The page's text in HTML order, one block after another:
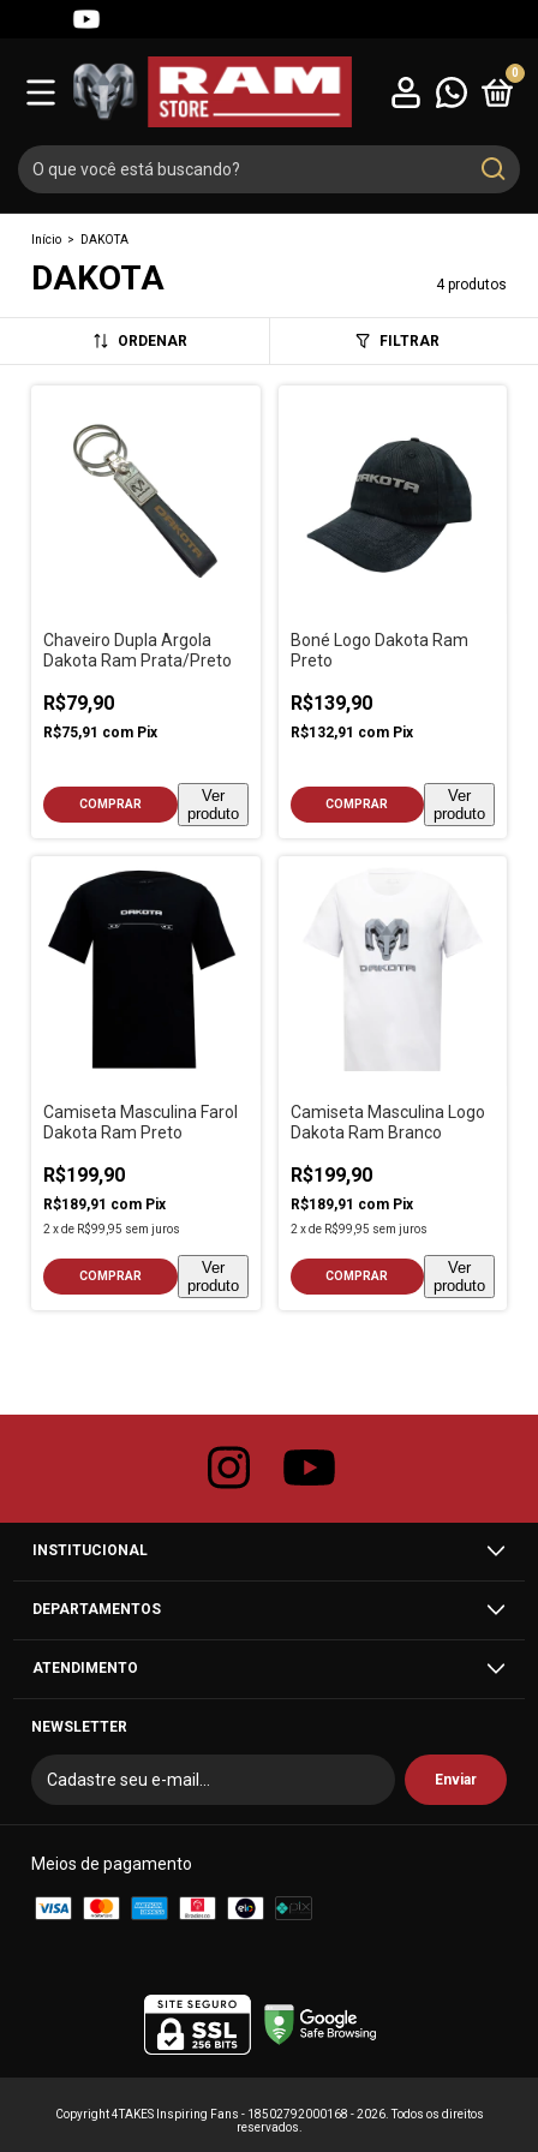
0
Início > DAKOTA
DAKOTA 4 produtos
ORDENAR FILTRAR
Chaveiro Dupla Argola
Dakota Ram Prata/Preto
R$79,90
R$75,91 com Pix
COMPRAR
Ver
produto
Boné Logo Dakota Ram
Preto
R$139,90
R$132,91 com Pix
COMPRAR
Ver
produto
Camiseta Masculina Farol
Dakota Ram Preto
R$199,90
R$189,91 com Pix
2 xde R$99,95 sem juros
COMPRAR
Ver
produto
Camiseta Masculina Logo
Dakota Ram Branco
R$199,90
R$189,91 com Pix
2 xde R$99,95 sem juros
COMPRAR
Ver
produto
INSTITUCIONAL
DEPARTAMENTOS
ATENDIMENTO
NEWSLETTER
Meios de pagamento
Copyright 4TAKES Inspiring Fans - 18502792000168 - 2026. Todos os direitos
reservados.